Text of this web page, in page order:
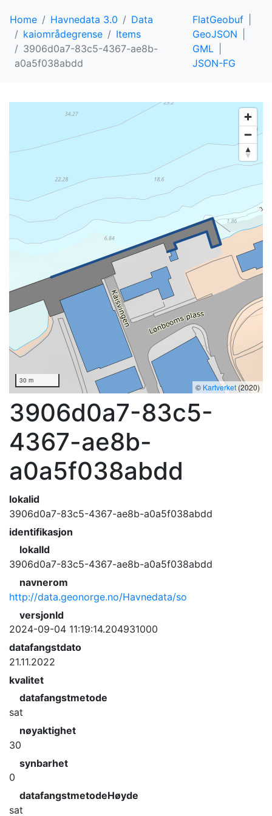
Home Havnedata 3.0
Data
kaiområdegrense
Items
3906d0a7-83c5-4367-ae8b-
a0a5f038abdd
FlatGeobuf
GeoJSON
GML
JSON-FG
30 m
© Kartverket (2020)
3906d0a7-83c5-
4367-ae8b-
a0a5f038abdd
lokalid
3906d0a7-83c5-4367-ae8b-a0a5f038abdd
identifikasjon
lokalId
3906d0a7-83c5-4367-ae8b-a0a5f038abdd
navnerom
http://data.geonorge.no/Havnedata/so
versjonId
2024-09-04 11:19:14.204931000
datafangstdato
21.11.2022
kvalitet
datafangstmetode
sat
nøyaktighet
30
synbarhet
0
datafangstmetodeHøyde
sat